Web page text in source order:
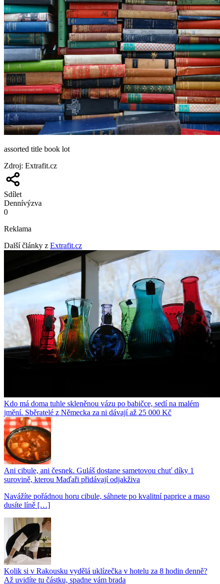
assorted title book lot
Zdroj: Extrafit.cz
Sdílet
Dennívýzva
0
Reklama
Další články z Extrafit.cz
Kdo má doma tuhle skleněnou vázu po babičce, sedí na malém
jmění. Sběratelé z Německa za ni dávají až 25 000 Kč
Ani cibule, ani česnek. Guláš dostane sametovou chuť díky 1
surovině, kterou Maďaři přidávají odjakživa
Navážíte pořádnou horu cibule, sáhnete po kvalitní paprice a maso
dusíte líně […]
Kolik si v Rakousku vydělá uklízečka v hotelu za 8 hodin denně?
Až uvidíte tu částku, spadne vám brada